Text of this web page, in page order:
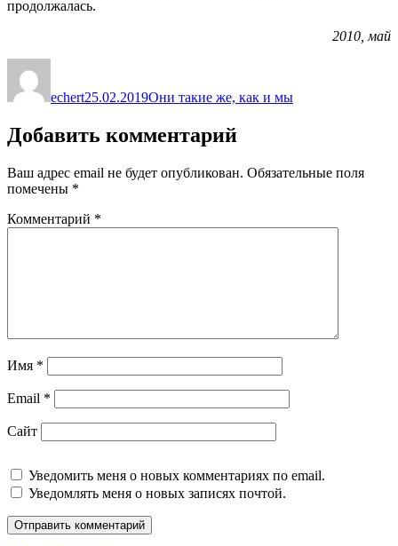
продолжалась.
2010, май
echert25.02.2019Они такие же, как и мы
Добавить комментарий
Ваш адрес email не будет опубликован. Обязательные поля
помечены *
Комментарий *
Имя *
Email *
Сайт
Уведомить меня о новых комментариях по email.
Уведомлять меня о новых записях почтой.